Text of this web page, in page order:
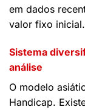
em dados
valor fixo inicial.
Sistema
análise
O modelo
Handicap.